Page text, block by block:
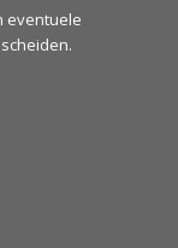
eventuele